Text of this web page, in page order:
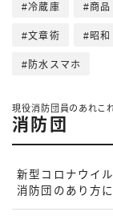
冷蔵庫 商品
文章術 昭和
防水スマホ
現役消防団員のあれこ
消防団
新型コロナウイ
消防団のあり方